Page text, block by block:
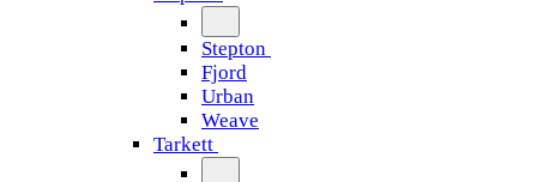
Stepton
Fjord
Urban
Weave
Tarkett